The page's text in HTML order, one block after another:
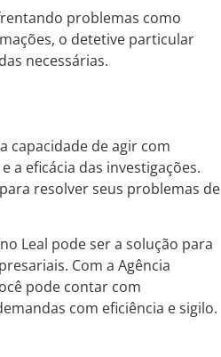
problemas como
o detetive particular
necessárias.
capacidade de agir com
a eficácia das investigações.
resolver seus problemas de
Leal pode ser a solução para
Com a Agência
pode contar com
com eficiência e sigilo.